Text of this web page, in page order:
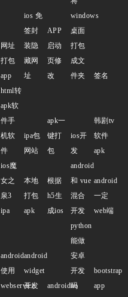
网址
打包
app
ios 免
签封
装隐
藏网
址
APP
启动
页修
改
windows
桌面
打包
成文
件夹
签名
html转
apk软
件手
机软
件
ipa包
网站
apk一
键打
包
ios开
发
韩剧tv
软件
apk
ios魔
女之
泉3
ipa
本地
打包
apk
根据
h5生
成ios
android
和 vue
混合
开发
android
一定
web端
android
使用
webservice
android
widget
开发
androidno
python
能做
安卓
开发
吗
bootstrap
app